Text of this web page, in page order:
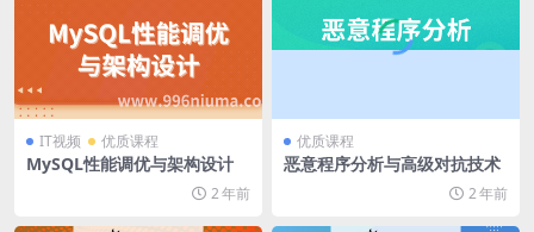
IT视频 优质课程
MySQL性能调优与架构设计
2 年前
优质课程
恶意程序分析与高级对抗技术
2 年前